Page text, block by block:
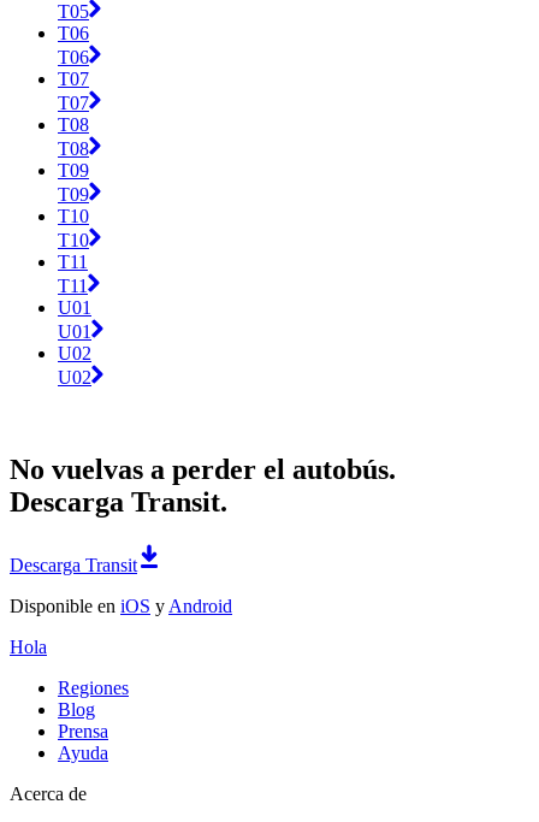
T05
T06
T06
T07
T07
T08
T08
T09
T09
T10
T10
T11
T11
U01
U01
U02
U02
No vuelvas a perder el autobús.
Descarga Transit.
Descarga Transit
Disponible en iOS y Android
Hola
Regiones
Blog
Prensa
Ayuda
Acerca de